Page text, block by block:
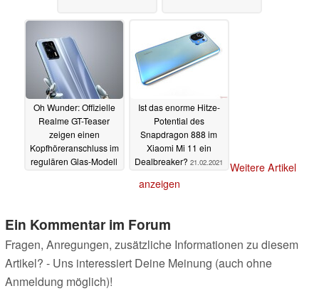
Oh Wunder: Offizielle
Realme GT-Teaser
zeigen einen
Kopfhöreranschluss im
regulären Glas-Modell
Ist das enorme Hitze-
Potential des
Snapdragon 888 im
Xiaomi Mi 11 ein
Dealbreaker? 21.02.2021
Weitere Artikel
anzeigen
Ein Kommentar im Forum
Fragen, Anregungen, zusätzliche Informationen zu diesem
Artikel? - Uns interessiert Deine Meinung (auch ohne
Anmeldung möglich)!